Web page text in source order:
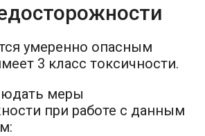
умеренно опасным
3 класс токсичности.
меры
при работе с данным